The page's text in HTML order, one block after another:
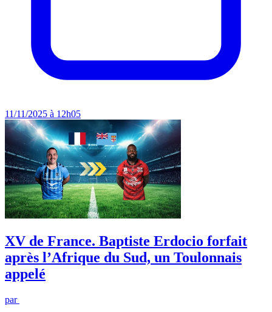
11/11/2025 à 12h05
XV de France. Baptiste Erdocio forfait
après l’Afrique du Sud, un Toulonnais
appelé
par